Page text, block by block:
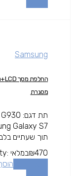
Samsung
מסגרת
תוך שעתיים
₪470
במלאי